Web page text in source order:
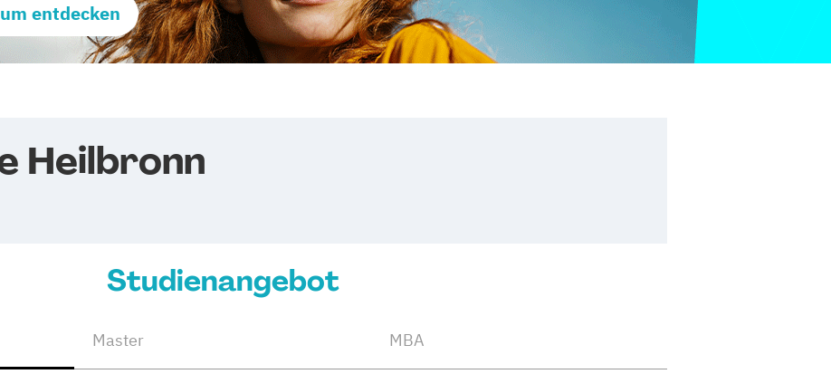
entdecken
Heilbronn
Studienangebot
Master MBA